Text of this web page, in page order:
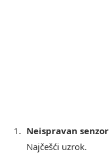
Neispravan
Najčešći uzrok.